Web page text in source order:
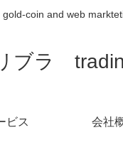
coin and web
ブラ
ビス 会社